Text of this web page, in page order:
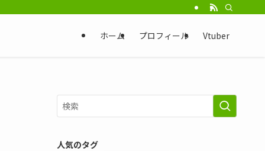
ホーム プロフィール Vtuber
人気のタグ